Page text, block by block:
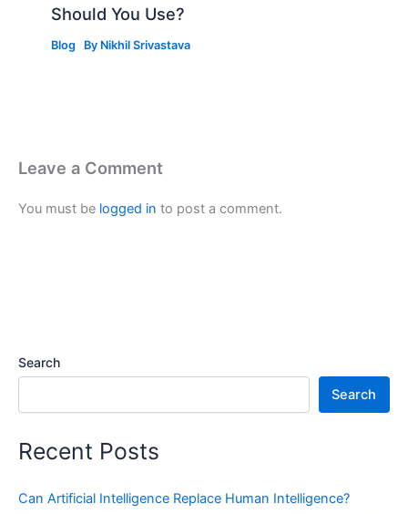
Should You Use?
Blog By Nikhil Srivastava
Leave a Comment
You must be logged in to post a comment.
Search
Search
Recent Posts
Can Artificial Intelligence Replace Human Intelligence?